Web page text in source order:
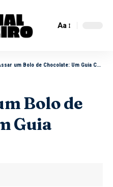
Aa
um Bolo de Chocolate: Um Guia Completo
Bolo de
Guia